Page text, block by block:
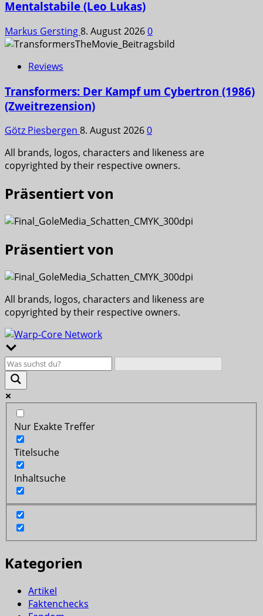
Mentalstabile (Leo Lukas)
Markus Gersting8. August 20260
Reviews
Transformers: Der Kampf um Cybertron (1986)
(Zweitrezension)
Götz Piesbergen 8. August 20260
All brands, logos, characters and likeness are
copyrighted by their respective owners.
Präsentiert von
Präsentiert von
All brands, logos, characters and likeness are
copyrighted by their respective owners.
Nur Exakte Treffer
Titelsuche
Inhaltsuche
Kategorien
Artikel
Faktenchecks